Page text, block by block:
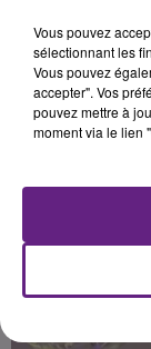
Vous pouvez
sélectionnant les
Vous pouvez
accepter". Vos
pouvez mettre à
moment via le lien